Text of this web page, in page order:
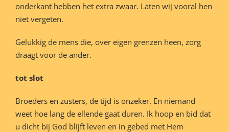
onderkant hebben het extra zwaar. Laten wij vooral hen
niet vergeten.
Gelukkig de mens die, over eigen grenzen heen, zorg
draagt voor de ander.
tot slot
Broeders en zusters, de tijd is onzeker. En niemand
weet hoe lang de ellende gaat duren. Ik hoop en bid dat
u dicht bij God blijft leven en in gebed met Hem